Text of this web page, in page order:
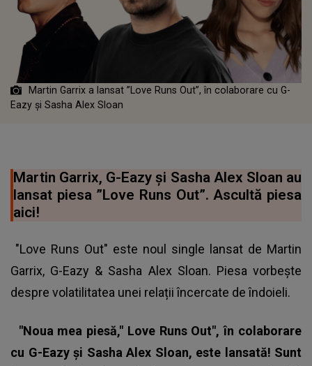
Martin Garrix a lansat ”Love Runs Out”, în colaborare cu G-
Eazy și Sasha Alex Sloan
Martin Garrix, G-Eazy și Sasha Alex Sloan au
lansat piesa ”Love Runs Out”. Ascultă piesa
aici!
"Love Runs Out" este noul single lansat de Martin
Garrix, G-Eazy & Sasha Alex Sloan. Piesa vorbește
despre volatilitatea unei relații încercate de îndoieli.
"Noua mea piesă," Love Runs Out", în colaborare
cu G-Eazy și Sasha Alex Sloan, este lansată! Sunt